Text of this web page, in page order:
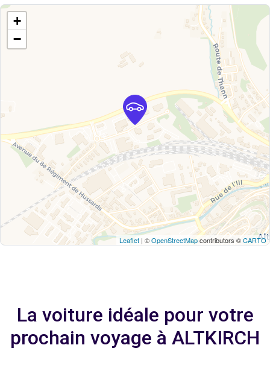
+
−
Leaflet | ©OpenStreetMapcontributors ©CARTO
La voiture idéale pour votre
prochain voyage à ALTKIRCH